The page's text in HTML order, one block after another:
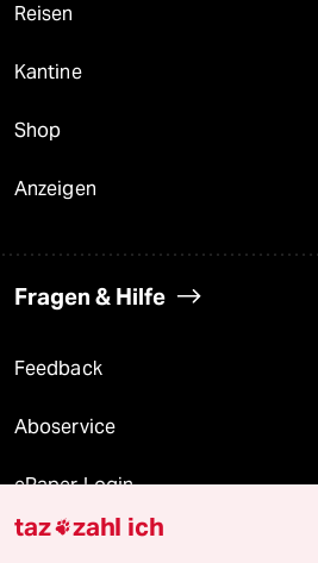
Reisen
Kantine
Shop
Anzeigen
Fragen & Hilfe
Feedback
Aboservice
ePaper Login
Downloads für Abonnierende
taz zahl ich